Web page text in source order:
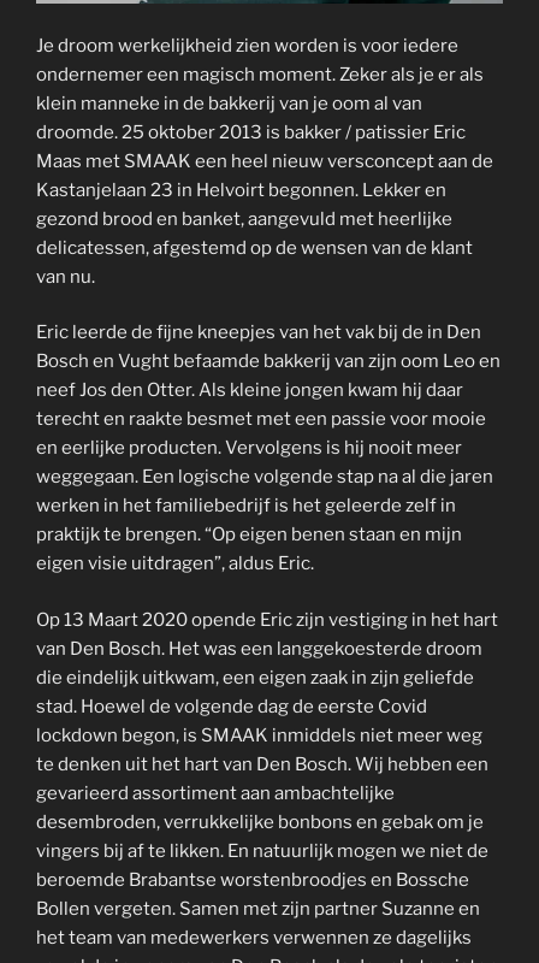
Je droom werkelijkheid zien worden is voor iedere
ondernemer een magisch moment. Zeker als je er als
klein manneke in de bakkerij van je oom al van
droomde. 25 oktober 2013 is bakker / patissier Eric
Maas met SMAAK een heel nieuw versconcept aan de
Kastanjelaan 23 in Helvoirt begonnen. Lekker en
gezond brood en banket, aangevuld met heerlijke
delicatessen, afgestemd op de wensen van de klant
van nu.
Eric leerde de fijne kneepjes van het vak bij de in Den
Bosch en Vught befaamde bakkerij van zijn oom Leo en
neef Jos den Otter. Als kleine jongen kwam hij daar
terecht en raakte besmet met een passie voor mooie
en eerlijke producten. Vervolgens is hij nooit meer
weggegaan. Een logische volgende stap na al die jaren
werken in het familiebedrijf is het geleerde zelf in
praktijk te brengen. “Op eigen benen staan en mijn
eigen visie uitdragen”, aldus Eric.
Op 13 Maart 2020 opende Eric zijn vestiging in het hart
van Den Bosch. Het was een langgekoesterde droom
die eindelijk uitkwam, een eigen zaak in zijn geliefde
stad. Hoewel de volgende dag de eerste Covid
lockdown begon, is SMAAK inmiddels niet meer weg
te denken uit het hart van Den Bosch. Wij hebben een
gevarieerd assortiment aan ambachtelijke
desembroden, verrukkelijke bonbons en gebak om je
vingers bij af te likken. En natuurlijk mogen we niet de
beroemde Brabantse worstenbroodjes en Bossche
Bollen vergeten. Samen met zijn partner Suzanne en
het team van medewerkers verwennen ze dagelijks